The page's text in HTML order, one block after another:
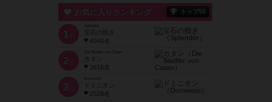
お気に入りランキング トップ50
1 位
宝石の煌き
4040名
2 位
Die Siedler von Catan
カタン
3616名
3 位
ドミニオン
2528名